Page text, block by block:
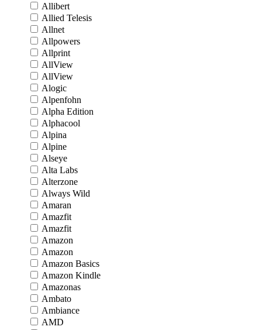
Allibert
Allied Telesis
Allnet
Allpowers
Allprint
AllView
AllView
Alogic
Alpenfohn
Alpha Edition
Alphacool
Alpina
Alpine
Alseye
Alta Labs
Alterzone
Always Wild
Amaran
Amazfit
Amazfit
Amazon
Amazon
Amazon Basics
Amazon Kindle
Amazonas
Ambato
Ambiance
AMD